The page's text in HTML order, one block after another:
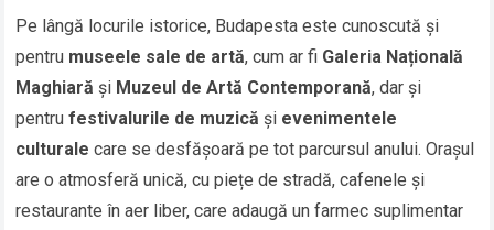
Pe lângă locurile istorice, Budapesta este cunoscută și
pentru museele sale de artă, cum ar fi Galeria Națională
Maghiară și Muzeul de Artă Contemporană, dar și
pentrufestivalurile de muzică și evenimentele
culturale care se desfășoară pe tot parcursul anului. Orașul
are o atmosferă unică, cu piețe de stradă, cafenele și
restaurante în aer liber, care adaugă un farmec suplimentar